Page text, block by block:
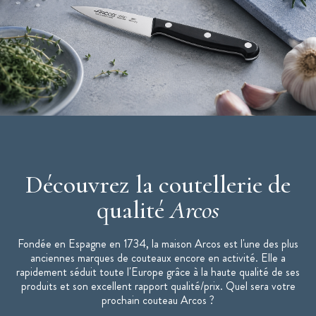
Bretelles ajustables
Anse sur le dessus
Double fermeture éclair
Dos rembourré : confort +++
Couleur : noir
Marque : Arcos
Découvrez la coutellerie de
qualitéArcos
Fondée en Espagne en 1734, la maison Arcos est l'une des plus
anciennes marques de couteaux encore en activité. Elle a
rapidement séduit toute l'Europe grâce à la haute qualité de ses
produits et son excellent rapport qualité/prix. Quel sera votre
prochain couteau Arcos ?